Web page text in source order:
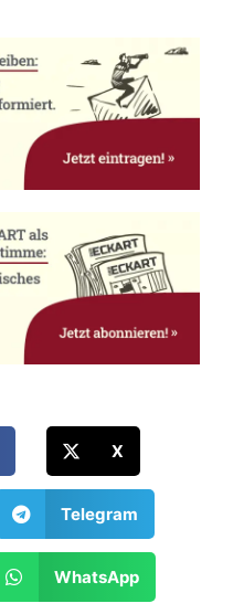
X
Telegram
WhatsApp